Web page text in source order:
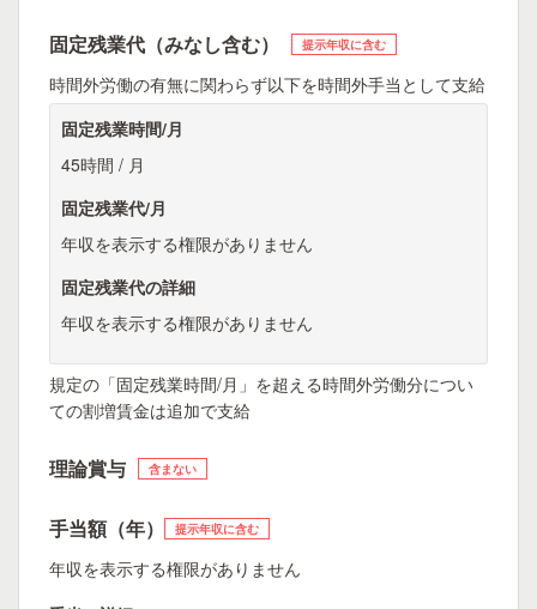
固定残業代（みなし含む） 提示年収に含む
時間外労働の有無に関わらず以下を時間外手当として支給
固定残業時間/月
45時間 / 月
固定残業代/月
年収を表示する権限がありません
固定残業代の詳細
年収を表示する権限がありません
規定の「固定残業時間/月」を超える時間外労働分につい
ての割増賃金は追加で支給
理論賞与 含まない
手当額（年） 提示年収に含む
年収を表示する権限がありません